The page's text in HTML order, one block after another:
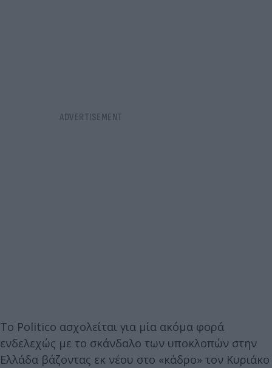
Το Politico ασχολείται για μία ακόμα φορά
ενδελεχώς με το σκάνδαλο των υποκλοπών στην
Ελλάδα βάζοντας εκ νέου στο «κάδρο» τον Κυριάκο